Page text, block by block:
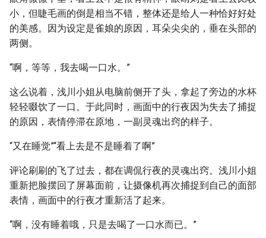
小，但睫毛画的倒是相当不错，整体还是给人一种恰好好处
的美感。因为设定是雀娘的原因，耳朵尖尖的，垂在头部的
两侧。
“啊，等等，我去喝一口水。”
这么说着，浅川小姐从电脑前侧开了头，拿起了旁边的水杯
轻轻啜饮了一口。于此同时，画面中的行夜因为失去了捕捉
的原因，表情停滞在原地，一副灵魂出窍的样子。
“又在睡觉”“看上去是不是睡着了啊”
评论刷刷的飞了过去，都在调侃行夜的灵魂出窍。浅川小姐
重新把脸摆回了屏幕面前，让摄像机再次捕捉到自己的面部
表情，画面中的行夜才重新活了起来。
“啊，没有睡着哦，只是去喝了一口水而已。”